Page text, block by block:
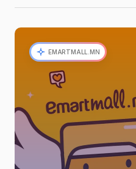
EMARTMALL.MN